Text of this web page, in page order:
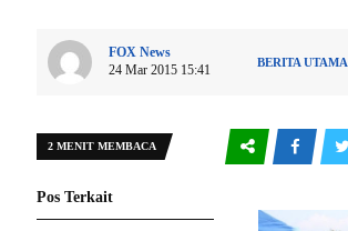
FOX News
24 Mar 2015 15:41
BERITA UTAMA
2 MENIT MEMBACA
Pos Terkait